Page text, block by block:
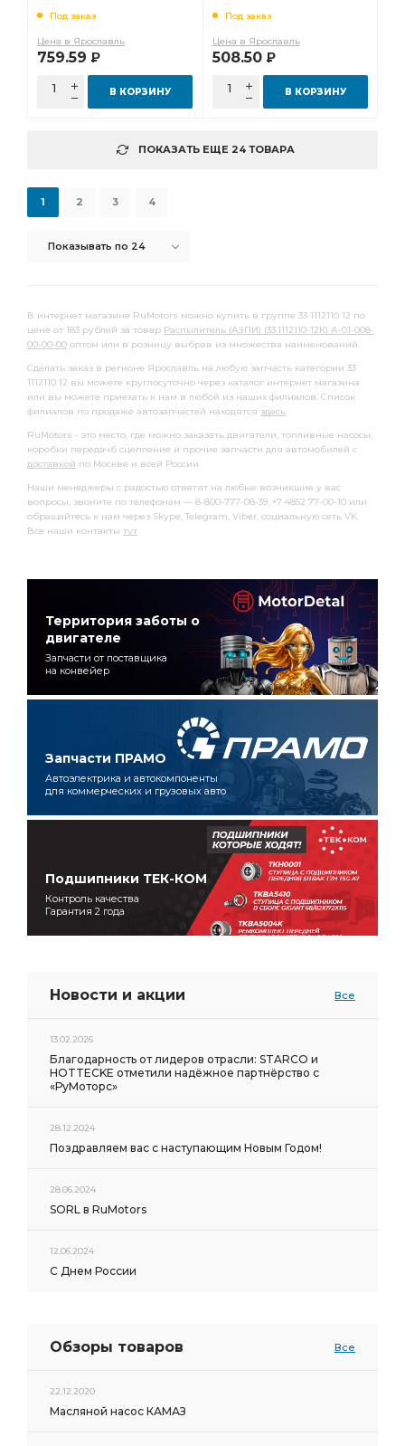
Под заказ
Цена в Ярославль
759.59 Р
В КОРЗИНУ
Под заказ
Цена в Ярославль
508.50 Р
В КОРЗИНУ
ПОКАЗАТЬ ЕЩЕ 24 ТОВАРА
Показывать по 24
1 2 3 4
В интернет магазине RuMotors можно купить в группе 33 1112110 12 по
цене от 183 рублей за товар Распылитель (АЗПИ) (33.1112110-12К) А-01-008-
00-00-00 оптом или в розницу выбрав из множества наименований.
Сделать заказ в регионе Ярославль на любую запчасть категории 33
1112110 12 вы можете круглосуточно через каталог интернет магазина
или вы можете приехать к нам в любой из наших филиалов. Список
филиалов по продаже автозапчастей находятся здесь.
RuMotors - это место, где можно заказать двигатели, топливные насосы,
коробки передачб сцепление и прочие запчасти для автомобилей с
доставкой по Москве и всей России.
Наши менеджеры с радостью ответят на любые возникшие у вас
вопросы, звоните по телефонам — 8-800-777-08-39, +7 4852 77-00-10 или
обращайтесь к нам через Skype, Telegram, Viber, социальную сеть VK.
Все наши контакты тут.
Территория заботы о
двигателе
Запчасти от поставщика
на конвейер
Запчасти ПРАМО
Автоэлектрика и автокомпоненты
для коммерческих и грузовых авто
Подшипники ТЕК-КОМ
Контроль качества
Гарантия 2 года
Новости и акции Все
13.02.2026
Благодарность от лидеров отрасли: STARCO и
HOTTECKE отметили надёжное партнёрство с
«РуМоторс»
28.12.2024
Поздравляем вас с наступающим Новым Годом!
28.06.2024
SORL в RuMotors
12.06.2024
С Днем России
Обзоры товаров Все
22.12.2020
Масляной насос КАМАЗ